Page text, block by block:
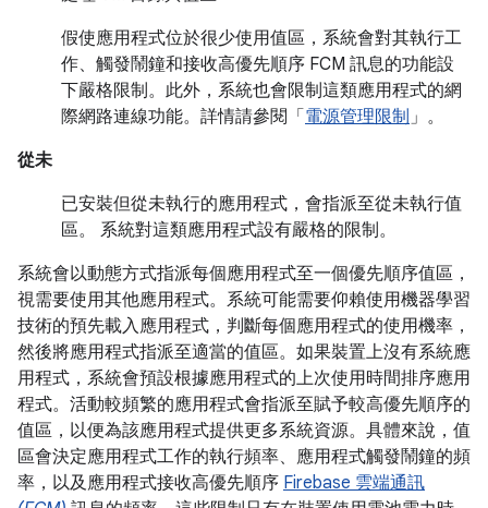
假使應用程式位於很少使用值區，系統會對其執行工
作、觸發鬧鐘和接收高優先順序 FCM 訊息的功能設
下嚴格限制。此外，系統也會限制這類應用程式的網
際網路連線功能。詳情請參閱「 電源管理限制 」。
從未
已安裝但從未執行的應用程式，會指派至從未執行值
區。 系統對這類應用程式設有嚴格的限制。
系統會以動態方式指派每個應用程式至一個優先順序值區，
視需要使用其他應用程式。系統可能需要仰賴使用機器學習
技術的預先載入應用程式，判斷每個應用程式的使用機率，
然後將應用程式指派至適當的值區。如果裝置上沒有系統應
用程式，系統會預設根據應用程式的上次使用時間排序應用
程式。活動較頻繁的應用程式會指派至賦予較高優先順序的
值區，以便為該應用程式提供更多系統資源。具體來說，值
區會決定應用程式工作的執行頻率、應用程式觸發鬧鐘的頻
率，以及應用程式接收高優先順序 Firebase 雲端通訊